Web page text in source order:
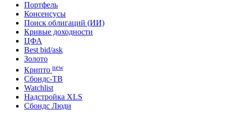
Портфель
Консенсусы
Поиск облигаций (ИИ)
Кривые доходности
ЦФА
Best bid/ask
Золото
Крипто new
Сбондс-ТВ
Watchlist
Надстройка XLS
Сбондс Люди